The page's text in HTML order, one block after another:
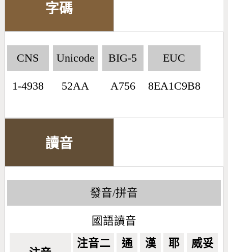
字碼
CNS
1-4938
Unicode
52AA
BIG-5
A756
EUC
8EA1C9B8
讀音
發音/拼音
國語讀音
注音二 通 漢 耶 威妥